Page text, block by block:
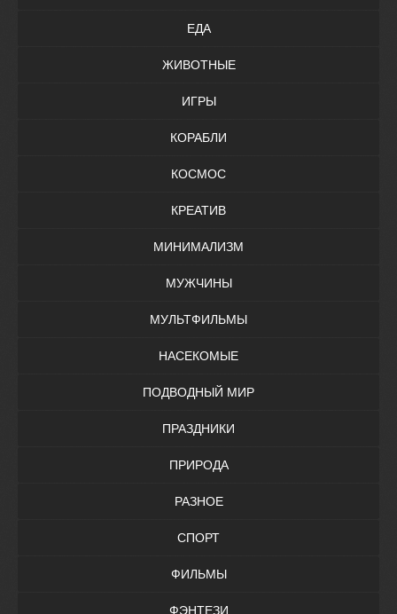
ЕДА
ЖИВОТНЫЕ
ИГРЫ
КОРАБЛИ
КОСМОС
КРЕАТИВ
МИНИМАЛИЗМ
МУЖЧИНЫ
МУЛЬТФИЛЬМЫ
НАСЕКОМЫЕ
ПОДВОДНЫЙ МИР
ПРАЗДНИКИ
ПРИРОДА
РАЗНОЕ
СПОРТ
ФИЛЬМЫ
ФЭНТЕЗИ